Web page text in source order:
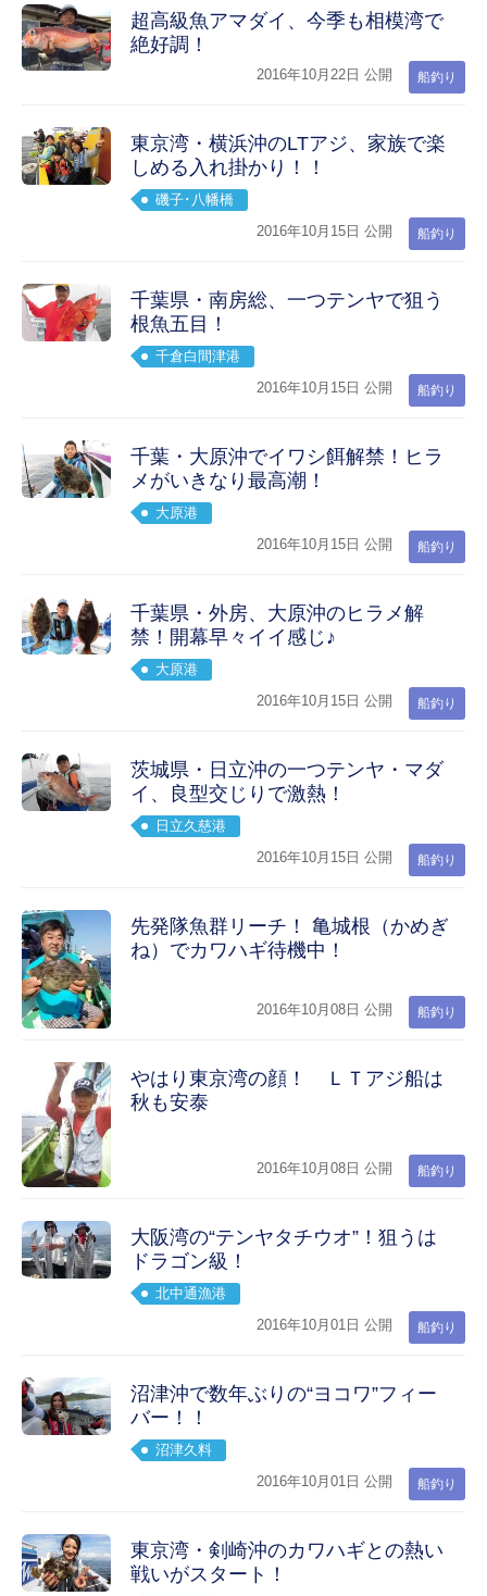
超高級魚アマダイ、今季も相模湾で
絶好調！
船釣り
2016年10月22日 公開
東京湾・横浜沖のLTアジ、家族で楽
しめる入れ掛かり！！
磯子･八幡橋
船釣り
2016年10月15日 公開
千葉県・南房総、一つテンヤで狙う
根魚五目！
千倉白間津港
船釣り
2016年10月15日 公開
千葉・大原沖でイワシ餌解禁！ヒラ
メがいきなり最高潮！
大原港
船釣り
2016年10月15日 公開
千葉県・外房、大原沖のヒラメ解
禁！開幕早々イイ感じ♪
大原港
船釣り
2016年10月15日 公開
茨城県・日立沖の一つテンヤ・マダ
イ、良型交じりで激熱！
日立久慈港
船釣り
2016年10月15日 公開
先発隊魚群リーチ！ 亀城根（かめぎ
ね）でカワハギ待機中！
船釣り
2016年10月08日 公開
やはり東京湾の顔！ ＬＴアジ船は
秋も安泰
船釣り
2016年10月08日 公開
大阪湾の“テンヤタチウオ”！狙うは
ドラゴン級！
北中通漁港
船釣り
2016年10月01日 公開
沼津沖で数年ぶりの“ヨコワ”フィー
バー！！
沼津久料
船釣り
2016年10月01日 公開
東京湾・剣崎沖のカワハギとの熱い
戦いがスタート！